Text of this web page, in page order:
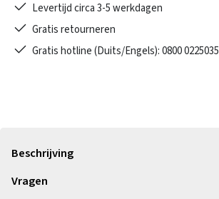
Levertijd circa 3-5 werkdagen
Gratis retourneren
Gratis hotline (Duits/Engels): 0800 0225035
Beschrijving
Vragen